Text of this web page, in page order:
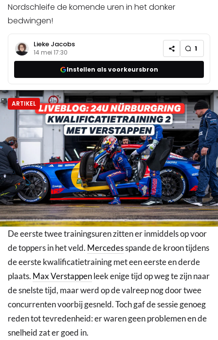
Nordschleife de komende uren in het donker
bedwingen!
Lieke Jacobs
14 mei 17:30 1
Instellen als voorkeursbron
ARTIKEL
De eerste twee trainingsuren zitten er inmiddels op voor
de toppers in het veld. Mercedesspande de kroon tijdens
de eerste kwalificatietraining met een eerste en derde
plaats. Max Verstappenleek enige tijd op weg te zijn naar
de snelste tijd, maar werd op de valreep nog door twee
concurrenten voorbij gesneld. Toch gaf de sessie genoeg
reden tot tevredenheid: er waren geen problemen en de
snelheid zat er goed in.